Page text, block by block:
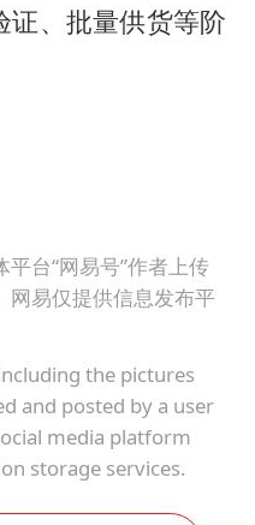
证、批量供货等阶
台“网易号”作者上传
网易仅提供信息发布平
the pictures
and posted by a user
media platform
storage services.